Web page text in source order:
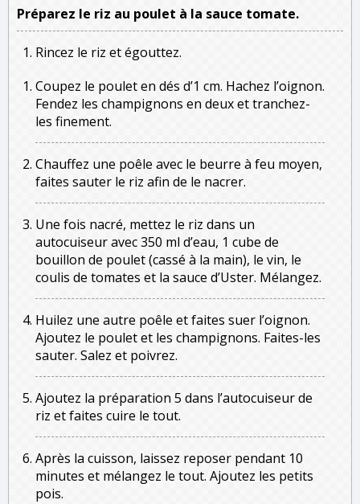
Préparez le riz au poulet à la sauce tomate.
Rincez le riz et égouttez.
Coupez le poulet en dés d’1 cm. Hachez l’oignon.
Fendez les champignons en deux et tranchez-
les finement.
Chauffez une poêle avec le beurre à feu moyen,
faites sauter le riz afin de le nacrer.
Une fois nacré, mettez le riz dans un
autocuiseur avec 350 ml d’eau, 1 cube de
bouillon de poulet (cassé à la main), le vin, le
coulis de tomates et la sauce d’Uster. Mélangez.
Huilez une autre poêle et faites suer l’oignon.
Ajoutez le poulet et les champignons. Faites-les
sauter. Salez et poivrez.
Ajoutez la préparation 5 dans l’autocuiseur de
riz et faites cuire le tout.
Après la cuisson, laissez reposer pendant 10
minutes et mélangez le tout. Ajoutez les petits
pois.